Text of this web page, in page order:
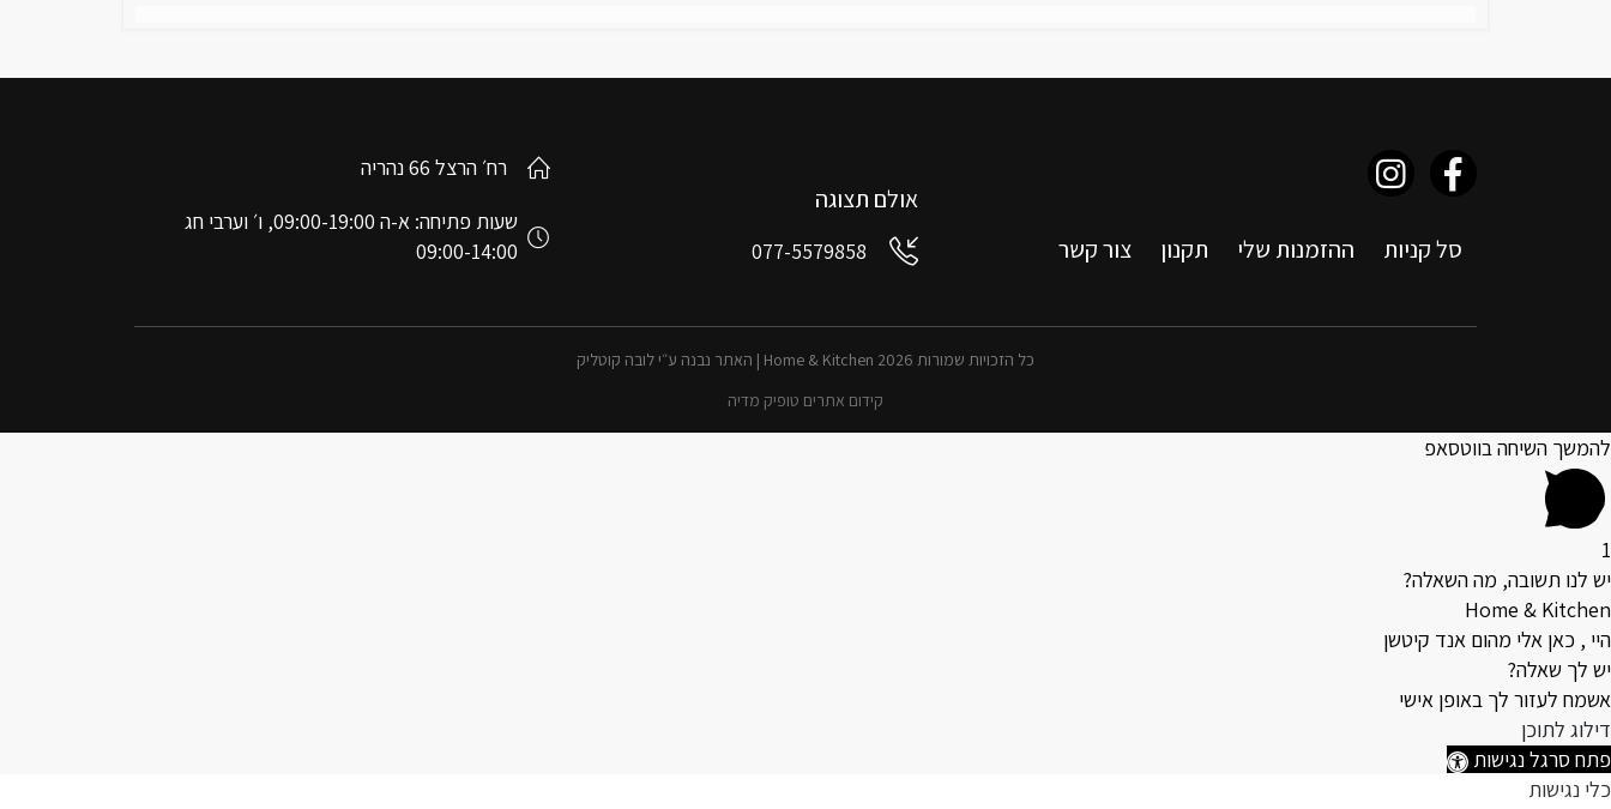
סל קניות ההזמנות שלי תקנון צור קשר
אולם תצוגה
077-5579858
רח׳ הרצל 66 נהריה
שעות פתיחה: א-ה 09:00-19:00, ו׳ וערבי חג
09:00-14:00
כל הזכויות שמורות 2026 Home & Kitchen | האתר נבנה ע״י לובה קוטליק
קידום אתרים טופיק מדיה
להמשך השיחה בווטסאפ
1
יש לנו תשובה, מה השאלה?
Home & Kitchen
היי , כאן אלי מהום אנד קיטשן
יש לך שאלה?
אשמח לעזור לך באופן אישי
דילוג לתוכן
פתח סרגל נגישות
כלי נגישות